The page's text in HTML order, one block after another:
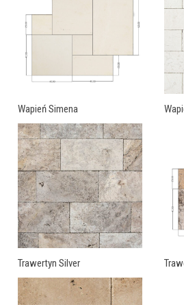
Wapień Simena
Trawertyn Silver